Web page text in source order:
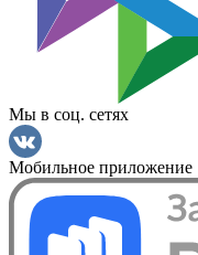
Мы в соц. сетях
Мобильное приложение